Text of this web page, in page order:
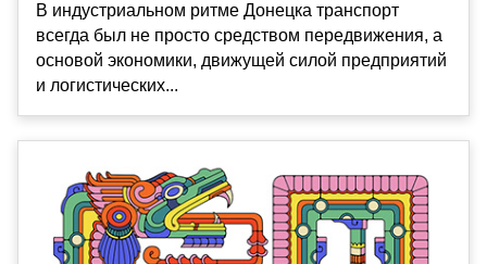
В индустриальном ритме Донецка транспорт
всегда был не просто средством передвижения, а
основой экономики, движущей силой предприятий
и логистических...